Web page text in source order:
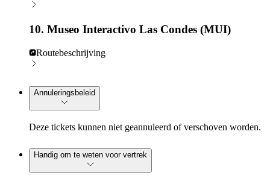
10. Museo Interactivo Las Condes (MUI)
Routebeschrijving
Annuleringsbeleid
Deze tickets kunnen niet geannuleerd of verschoven worden.
Handig om te weten voor vertrek